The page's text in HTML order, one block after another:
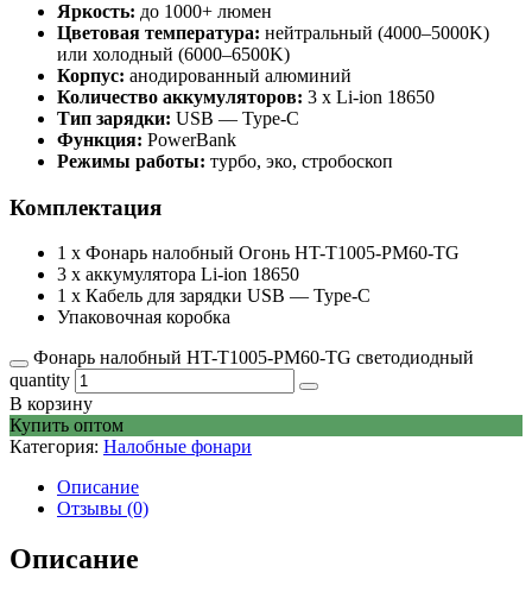
Яркость: до 1000+ люмен
Цветовая температура: нейтральный (4000–5000K)
или холодный (6000–6500K)
Корпус: анодированный алюминий
Количество аккумуляторов: 3 x Li-ion 18650
Тип зарядки: USB — Type-C
Функция: PowerBank
Режимы работы: турбо, эко, стробоскоп
Комплектация
1 x Фонарь налобный Огонь HT-T1005-PM60-TG
3 x аккумулятора Li-ion 18650
1 x Кабель для зарядки USB — Type-C
Упаковочная коробка
Фонарь налобный HT-T1005-PM60-TG светодиодный
quantity
В корзину
Купить оптом
Категория: Налобные фонари
Описание
Отзывы (0)
Описание